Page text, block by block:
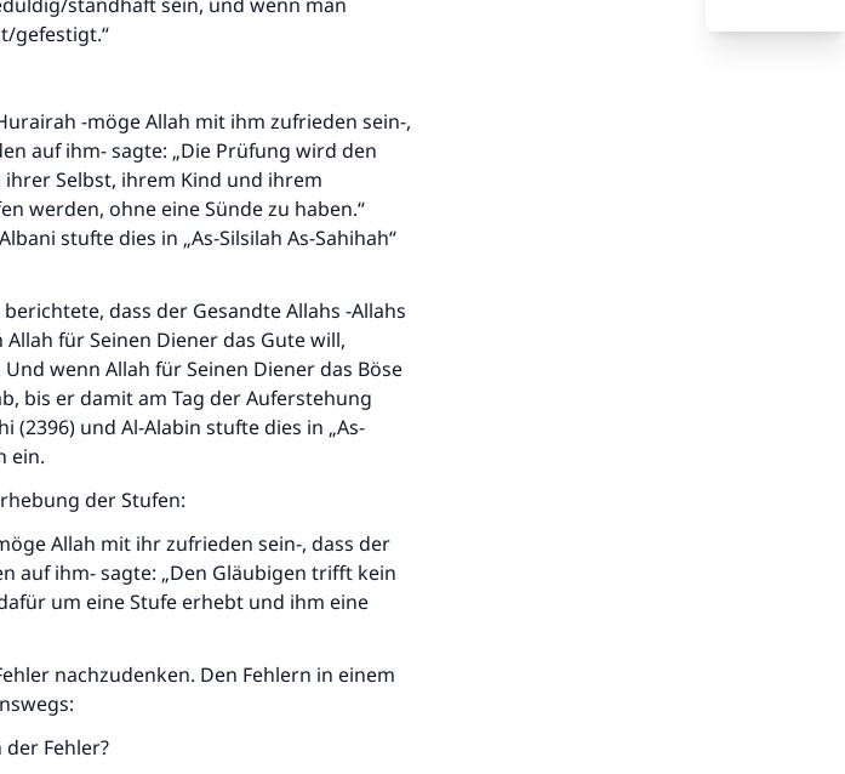
gefestigt.“
-möge Allah mit ihm zufrieden sein-,
auf ihm- sagte: „Die Prüfung wird den
Selbst, ihrem Kind und ihrem
werden, ohne eine Sünde zu haben.“
stufte dies in „As-Silsilah As-Sahihah“
dass der Gesandte Allahs -Allahs
für Seinen Diener das Gute will,
wenn Allah für Seinen Diener das Böse
bis er damit am Tag der Auferstehung
und Al-Alabin stufte dies in „As-
ein.
der Stufen:
Allah mit ihr zufrieden sein-, dass der
auf ihm- sagte: „Den Gläubigen trifft kein
um eine Stufe erhebt und ihm eine
nachzudenken. Den Fehlern in einem
Fehler?